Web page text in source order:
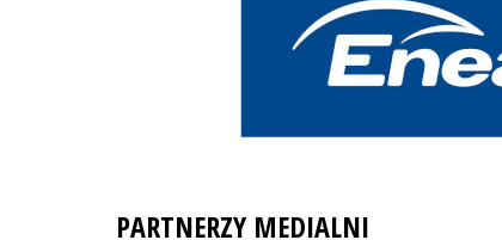
PARTNERZY MEDIALNI